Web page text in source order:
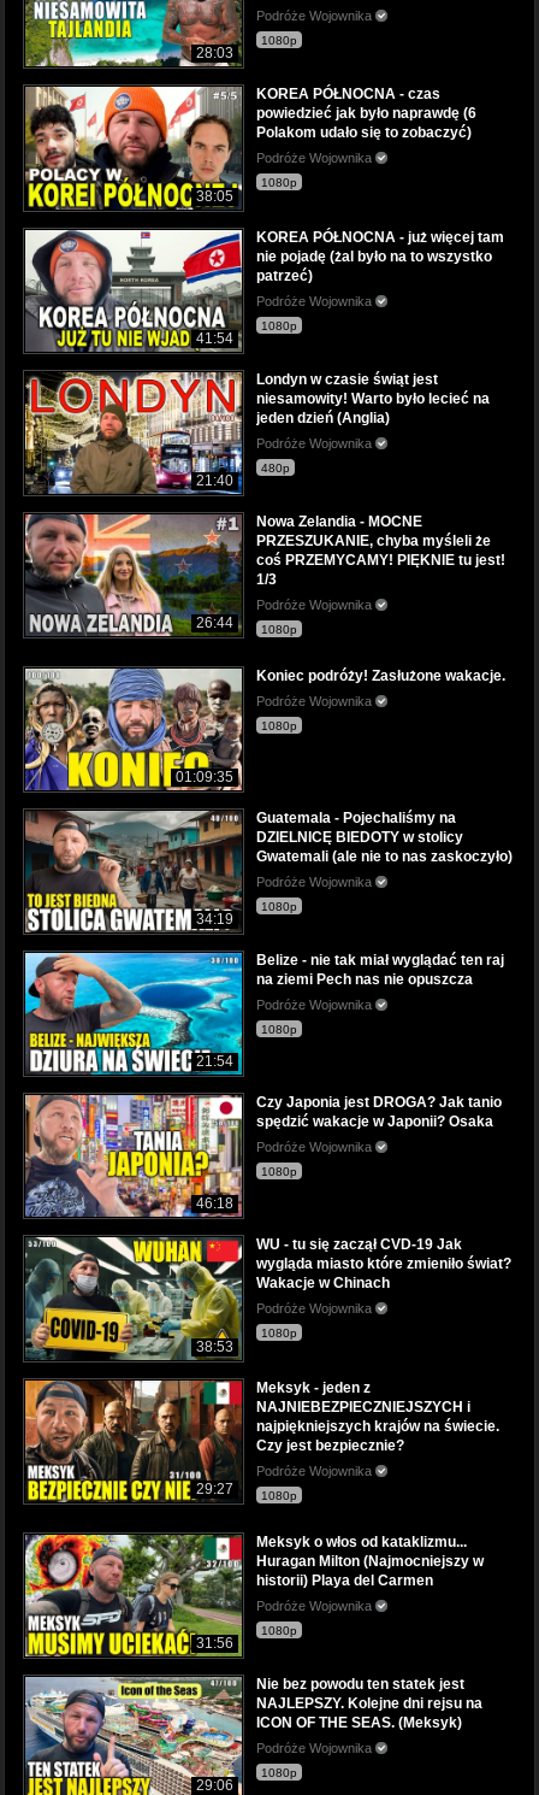
28:03
Podróże Wojownika
1080p
38:05
KOREA PÓŁNOCNA - czas
powiedzieć jak było naprawdę (6
Polakom udało się to zobaczyć)
Podróże Wojownika
1080p
41:54
KOREA PÓŁNOCNA - już więcej tam
nie pojadę (żal było na to wszystko
patrzeć)
Podróże Wojownika
1080p
21:40
Londyn w czasie świąt jest
niesamowity! Warto było lecieć na
jeden dzień (Anglia)
Podróże Wojownika
480p
26:44
Nowa Zelandia - MOCNE
PRZESZUKANIE, chyba myśleli że
coś PRZEMYCAMY! PIĘKNIE tu jest!
1/3
Podróże Wojownika
1080p
01:09:35
Koniec podróży! Zasłużone wakacje.
Podróże Wojownika
1080p
34:19
Guatemala - Pojechaliśmy na
DZIELNICĘ BIEDOTY w stolicy
Gwatemali (ale nie to nas zaskoczyło)
Podróże Wojownika
1080p
21:54
Belize - nie tak miał wyglądać ten raj
na ziemi Pech nas nie opuszcza
Podróże Wojownika
1080p
46:18
Czy Japonia jest DROGA? Jak tanio
spędzić wakacje w Japonii? Osaka
Podróże Wojownika
1080p
38:53
WU - tu się zaczął CVD-19 Jak
wygląda miasto które zmieniło świat?
Wakacje w Chinach
Podróże Wojownika
1080p
29:27
Meksyk - jeden z
NAJNIEBEZPIECZNIEJSZYCH i
najpiękniejszych krajów na świecie.
Czy jest bezpiecznie?
Podróże Wojownika
1080p
31:56
Meksyk o włos od kataklizmu...
Huragan Milton (Najmocniejszy w
historii) Playa del Carmen
Podróże Wojownika
1080p
29:06
Nie bez powodu ten statek jest
NAJLEPSZY. Kolejne dni rejsu na
ICON OF THE SEAS. (Meksyk)
Podróże Wojownika
1080p